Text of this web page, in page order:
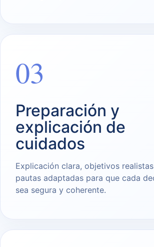
03
Preparación y
explicación de
cuidados
Explicación clara, objetivos
pautas adaptadas para que cada
sea segura y coherente.